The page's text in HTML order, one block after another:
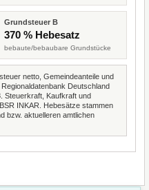
Grundsteuer B
370 % Hebesatz
bebaute/bebaubare Grundstücke
netto, Gemeindeanteile und
Deutschland
Steuerkraft, Kaufkraft und
INKAR. Hebesätze stammen
bzw. aktuelleren amtlichen